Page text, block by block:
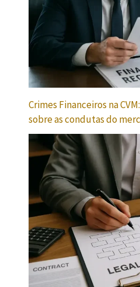
Crimes Financeiros na
sobre as condutas do